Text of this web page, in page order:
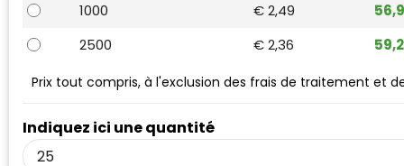
Parker
1000
€ 2,49
2500
€ 2,36
Indiquez ici une quantité
Prix tout compris, à l'exclusion des frais de traitement et